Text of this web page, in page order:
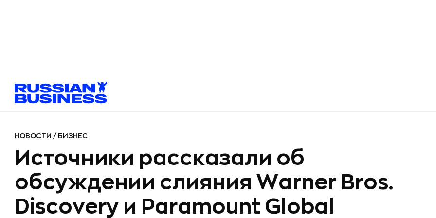
НОВОСТИ / БИЗНЕС
Источники рассказали об
обсуждении слияния Warner Bros.
Discovery и Paramount Global